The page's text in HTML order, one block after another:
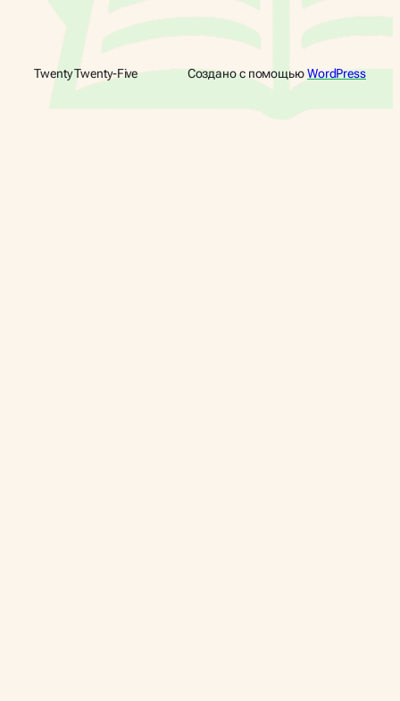
Twenty Twenty-Five Создано с помощьюWordPress